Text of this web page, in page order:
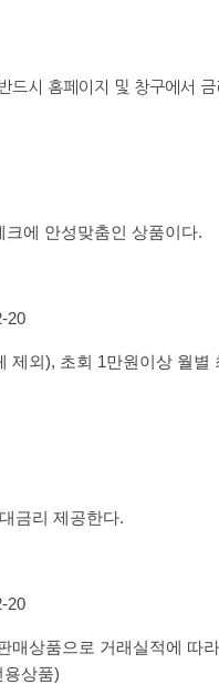
시 홈페이지 및 창구에서 금
에 안성맞춤인 상품이다.
20
제외), 초회 1만원이상 월별
금리 제공한다.
20
매상품으로 거래실적에 따
용상품)